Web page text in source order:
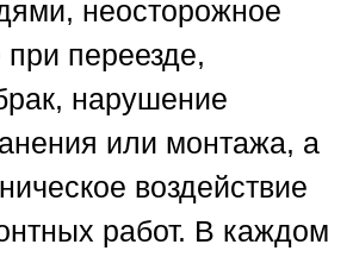
неосторожное
переезде,
нарушение
или монтажа, а
воздействие
работ. В каждом